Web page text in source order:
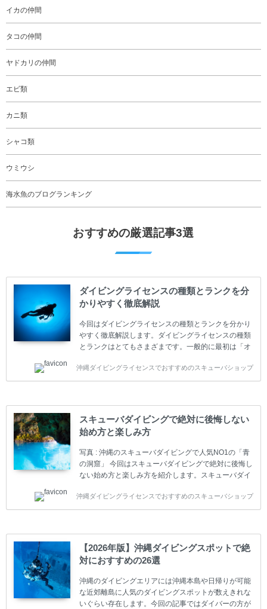
イカの仲間
タコの仲間
ヤドカリの仲間
エビ類
カニ類
シャコ類
ウミウシ
海水魚のブログランキング
おすすめの厳選記事3選
ダイビングライセンスの種類とランクを分
かりやすく徹底解説
今回はダイビングライセンスの種類とランクを分かり
やすく徹底解説します。ダイビングライセンスの種類
とランクはとてもさまざまです。一般的に最初は「オ
す。 ダイビングのライセンスカードはダイビングの教
育機関もしくは指導団体が発行しています。教育機関
ダイバーの育成・指導や安全管理、環境保全などの活
動をしています。 ダイビングライセンスの種類はエン
トリーレベルのライセンスからプロレベルのライセン
スまでランク分けされています。各教育機関(指導団
体)によってライセンスカードの名称、トレーニング内
容に違いがありま...
沖縄ダイビングライセンスでおすすめのスキューバショップ
スキューバダイビングで絶対に後悔しない
始め方と楽しみ方
写真 : 沖縄のスキューバダイビングで人気NO1の「青
の洞窟」 今回はスキューバダイビングで絶対に後悔し
ない始め方と楽しみ方を紹介します。スキューバダイ
やまだ始めて間もない初心者の方に必見の内容です。
スキューバダイビングの始め方と楽しみ方について学
ててしまうと、せっかく楽しみにしていたスキューバ
ダイビングが台無しになり後悔することになってしま
うかもしれません。 又、スキューバダイビングは事故
のリスクがあるスポーツでもあります。もしかしたら
危険な思いをしてしまうかもしれません。 今回は現地
ダイビング...
沖縄ダイビングライセンスでおすすめのスキューバショップ
【2026年版】沖縄ダイビングスポットで絶
対におすすめの26選
沖縄のダイビングエリアには沖縄本島や日帰りが可能
な近郊離島に人気のダイビングスポットが数えきれな
いぐらい存在します。今回の記事ではダイバーの方が